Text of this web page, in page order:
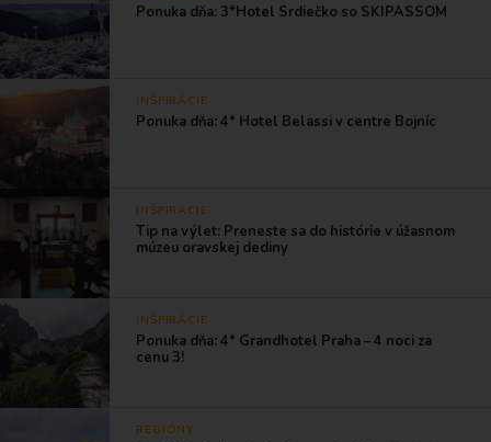
Ponuka dňa: 3*Hotel Srdiečko so SKIPASSOM
INŠPIRÁCIE
Ponuka dňa: 4* Hotel Belassi v centre Bojníc
INŠPIRÁCIE
Tip na výlet: Preneste sa do histórie v úžasnom
múzeu oravskej dediny
INŠPIRÁCIE
Ponuka dňa: 4* Grandhotel Praha – 4 noci za
cenu 3!
REGIÓNY